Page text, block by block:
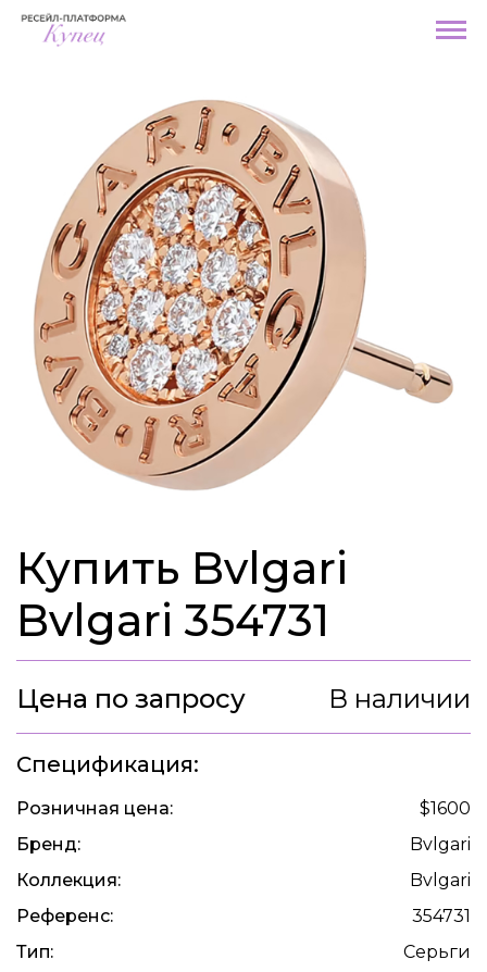
Купить Bvlgari
Bvlgari 354731
Цена по запросу В наличии
Спецификация:
Розничная цена:
$1600
Бренд:
Bvlgari
Коллекция:
Bvlgari
Референс:
354731
Тип:
Серьги